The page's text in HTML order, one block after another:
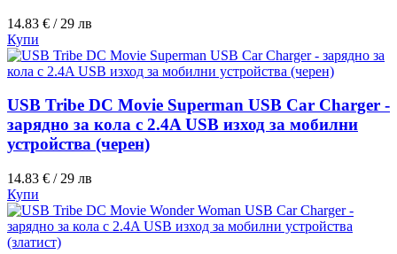
14.83 € / 29 лв
Купи
USB Tribe DC Movie Superman USB Car Charger -
зарядно за кола с 2.4A USB изход за мобилни
устройства (черен)
14.83 € / 29 лв
Купи